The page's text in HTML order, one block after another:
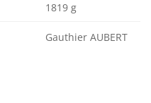
1819 g
Gauthier AUBERT